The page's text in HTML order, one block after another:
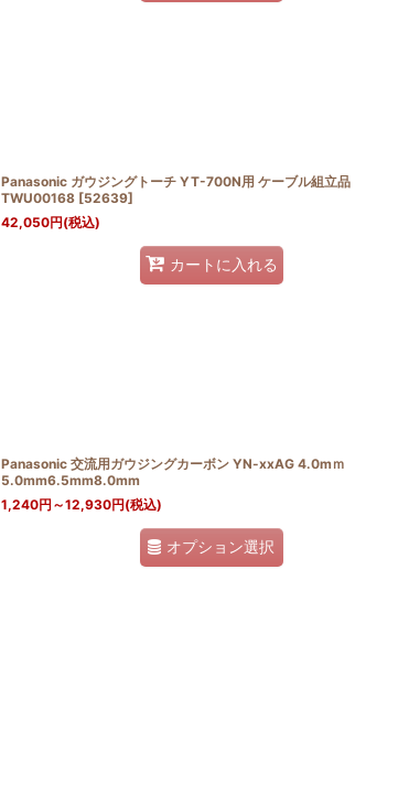
Panasonic ガウジングトーチ YT-700N用 ケーブル組立品
TWU00168 [52639]
42,050円(税込)
カートに入れる
Panasonic 交流用ガウジングカーボン YN-xxAG 4.0mｍ
5.0mm6.5mm8.0mm
1,240円 ～12,930円(税込)
オプション選択